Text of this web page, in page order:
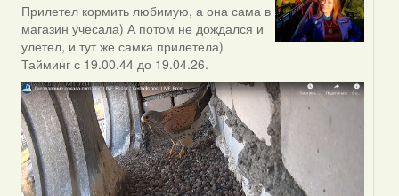
Прилетел кормить любимую, а она сама в
магазин учесала) А потом не дождался и
улетел, и тут же самка прилетела)
Тайминг с 19.00.44 до 19.04.26.